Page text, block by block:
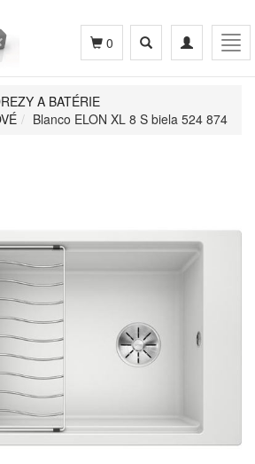
Toggle
navigation
Toggle
search
0
A BATÉRIE
Blanco ELON XL 8 S biela 524 874